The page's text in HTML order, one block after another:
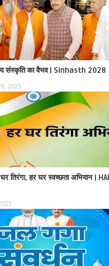
संस्कृति का वैभव | Sinhasth 2028
2025
तिरंगा, हर घर स्वच्छता अभियान |